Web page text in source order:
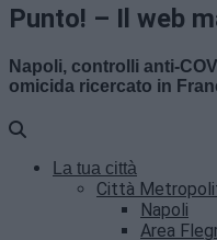
Punto! – Il web
Napoli, controlli anti-
omicida ricercato in
La tua città
Città
Napoli
Area